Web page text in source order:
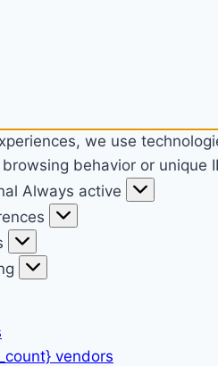
we use
behavior or
Always active
vendors